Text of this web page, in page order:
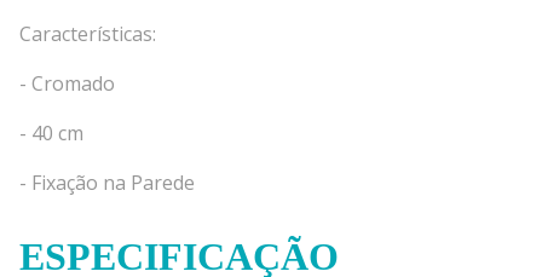
Características:
- Cromado
- 40 cm
- Fixação na Parede
ESPECIFICAÇÃO